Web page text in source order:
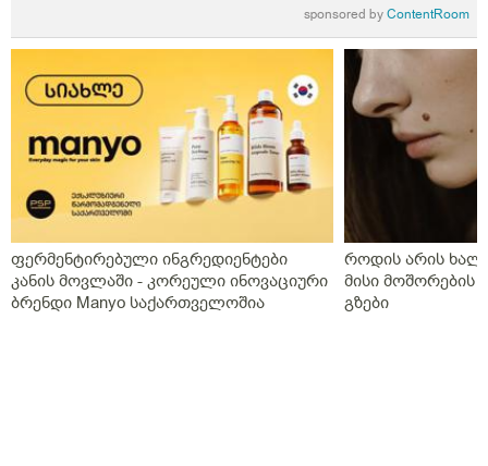
sponsored byContentRoom
ფერმენტირებული ინგრედიენტები
კანის მოვლაში - კორეული ინოვაციური
ბრენდი Manyo საქართველოშია
როდის არის
მისი მოშორების
გზები